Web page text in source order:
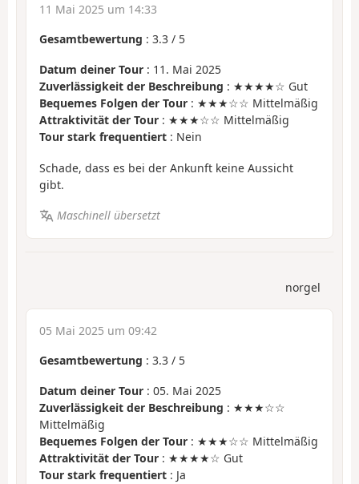
11 Mai 2025 um 14:33
Gesamtbewertung : 3.3 / 5
Datum deiner Tour : 11. Mai 2025
Zuverlässigkeit der Beschreibung : ★★★★☆ Gut
Bequemes Folgen der Tour : ★★★☆☆ Mittelmäßig
Attraktivität der Tour : ★★★☆☆ Mittelmäßig
Tour stark frequentiert : Nein
Schade, dass es bei der Ankunft keine Aussicht
gibt.
Maschinell übersetzt
norgel
05 Mai 2025 um 09:42
Gesamtbewertung : 3.3 / 5
Datum deiner Tour : 05. Mai 2025
Zuverlässigkeit der Beschreibung : ★★★☆☆
Mittelmäßig
Bequemes Folgen der Tour : ★★★☆☆ Mittelmäßig
Attraktivität der Tour : ★★★★☆ Gut
Tour stark frequentiert : Ja